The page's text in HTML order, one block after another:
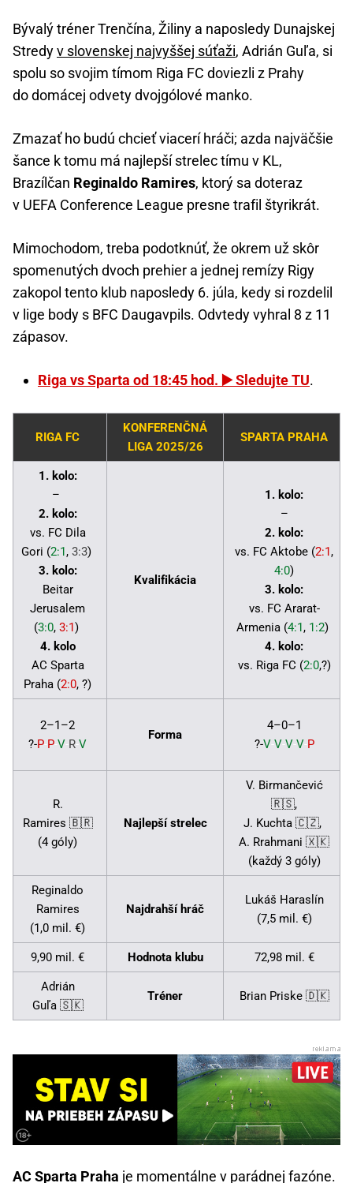
Bývalý tréner Trenčína, Žiliny a naposledy Dunajskej
Stredyv slovenskej najvyššej súťaži, Adrián Guľa, si
spolu so svojim tímom Riga FC doviezli z Prahy
do domácej odvety dvojgólové manko.
Zmazať ho budú chcieť viacerí hráči; azda najväčšie
šance k tomu má najlepší strelec tímu v KL,
Brazílčan Reginaldo Ramires, ktorý sa doteraz
v UEFA Conference League presne trafil štyrikrát.
Mimochodom, treba podotknúť, že okrem už skôr
spomenutých dvoch prehier a jednej remízy Rigy
zakopol tento klub naposledy 6. júla, kedy si rozdelil
v lige body s BFC Daugavpils. Odvtedy vyhral 8 z 11
zápasov.
Riga vs Sparta od 18:45 hod. ▶️ Sledujte TU.
RIGA FC
KONFERENČNÁ
LIGA 2025/26
SPARTA PRAHA
1. kolo:
–
2. kolo:
vs. FC Dila
Gori (2:1, 3:3)
3. kolo:
Beitar
Jerusalem
(3:0, 3:1)
4. kolo
AC Sparta
Praha (2:0, ?)
Kvalifikácia
1. kolo:
–
2. kolo:
vs. FC Aktobe (2:1,
4:0)
3. kolo:
vs. FC Ararat-
Armenia (4:1, 1:2)
4. kolo:
vs. Riga FC (2:0,?)
2–1–2
?-P-P-V-R-V
Forma
4–0–1
?-V-V-V-V-P
R.
Ramires 🇧🇷
(4 góly)
Najlepší strelec
V. Birmančević
🇷🇸,
J. Kuchta 🇨🇿,
A. Rrahmani 🇽🇰
(každý 3 góly)
Reginaldo
Ramires
(1,0 mil. €)
Najdrahší hráč
Lukáš Haraslín
(7,5 mil. €)
9,90 mil. € Hodnota klubu 72,98 mil. €
Adrián
Guľa 🇸🇰
Tréner Brian Priske 🇩🇰
AC Sparta Praha je momentálne v parádnej fazóne.